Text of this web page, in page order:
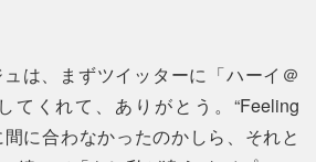
は、まずツイッターに「ハーイ＠
てくれて、ありがとう。“Feeling
間に合わなかったのかしら、それと